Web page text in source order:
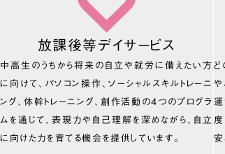
放課後等デイサービス
中高生のうちから将来の自立や就労に備えたい方
に向けて、パソコン操作、ソーシャルスキルトレーニ
ング、体幹トレーニング、創作活動の4つのプログラ
ムを通じて、表現力や自己理解を深めながら、自立
に向けた力を育てる機会を提供しています。
ど
や
運
安